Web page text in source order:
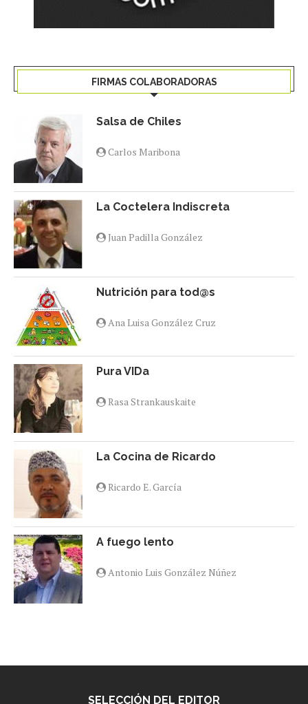
FIRMAS COLABORADORAS
Salsa de Chiles
Carlos Maribona
La Coctelera Indiscreta
Juan Padilla González
Nutrición para tod@s
Ana Luisa González Cruz
Pura VIDa
Rasa Strankauskaite
La Cocina de Ricardo
Ricardo E. García
A fuego lento
Antonio Luis González Núñez
SELECCIÓN DEL EDITOR